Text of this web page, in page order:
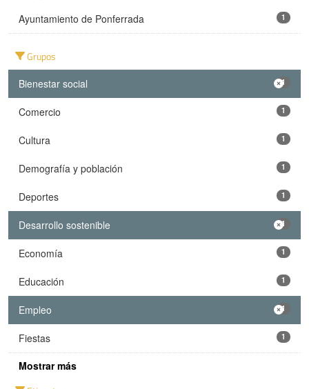
Ayuntamiento de Ponferrada 1
Grupos
Bienestar social 1
Comercio 1
Cultura 1
Demografía y población 1
Deportes 1
Desarrollo sostenible 1
Economía 1
Educación 1
Empleo 1
Fiestas 1
Mostrar más